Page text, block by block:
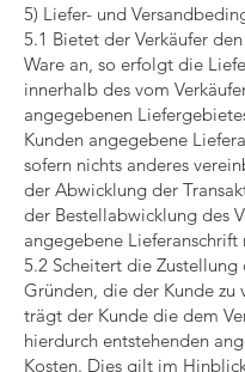
5) Liefer- und
5.1 Bietet der Verkäufer
Ware an, so erfolgt die
innerhalb des vom
angegebenen
Kunden angegebene
sofern nichts anderes
der Abwicklung der
der Bestellabwicklung des
angegebene
5.2 Scheitert die Zustellung
Gründen, die der Kunde zu
trägt der Kunde die dem
hierdurch entstehenden
Kosten. Dies gilt im